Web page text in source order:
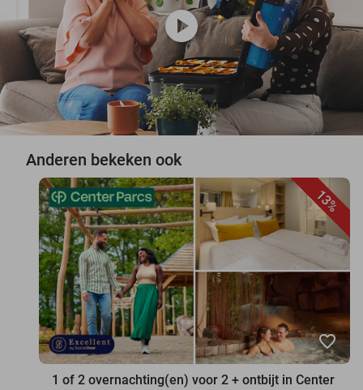
play_circle
Anderen bekeken ook
13%
favorite_border
1 of 2 overnachting(en) voor 2 + ontbijt in Center